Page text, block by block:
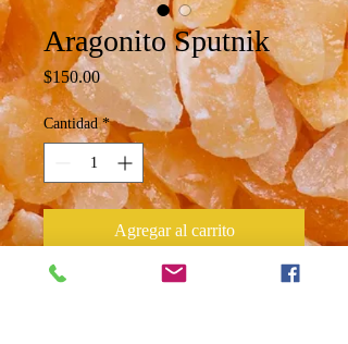
Aragonito Sputnik
$150.00Precio
Cantidad *
Agregar al carrito